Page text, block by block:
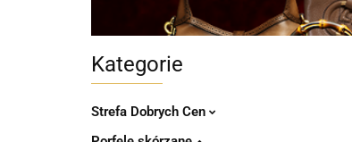
Kategorie
Strefa Dobrych Cen